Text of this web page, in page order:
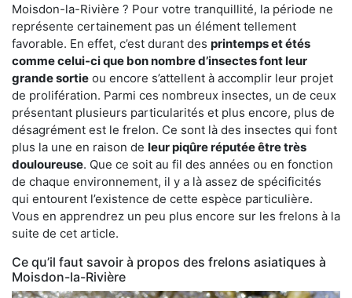
Moisdon-la-Rivière ? Pour votre tranquillité, la période ne
représente certainement pas un élément tellement
favorable. En effet, c’est durant des printemps et étés
comme celui-ci que bon nombre d’insectes font leur
grande sortie ou encore s’attellent à accomplir leur projet
de prolifération. Parmi ces nombreux insectes, un de ceux
présentant plusieurs particularités et plus encore, plus de
désagrément est le frelon. Ce sont là des insectes qui font
plus la une en raison de leur piqûre réputée être très
douloureuse. Que ce soit au fil des années ou en fonction
de chaque environnement, il y a là assez de spécificités
qui entourent l’existence de cette espèce particulière.
Vous en apprendrez un peu plus encore sur les frelons à la
suite de cet article.
Ce qu’il faut savoir à propos des frelons asiatiques à
Moisdon-la-Rivière